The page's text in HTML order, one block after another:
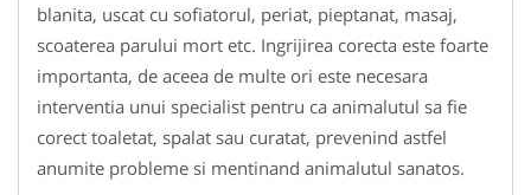
blanita, uscat cu sofiatorul, periat, pieptanat, masaj,
scoaterea parului mort etc. Ingrijirea corecta este foarte
importanta, de aceea de multe ori este necesara
interventia unui specialist pentru ca animalutul sa fie
corect toaletat, spalat sau curatat, prevenind astfel
anumite probleme si mentinand animalutul sanatos.